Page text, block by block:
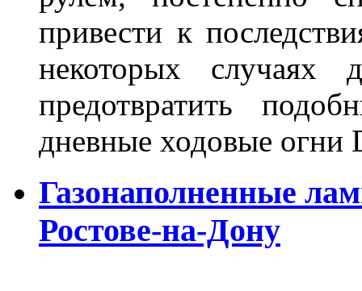
привести к
некоторых случаях
предотвратить
дневные ходовые огни
Газонаполненные
Ростове-на-Дону